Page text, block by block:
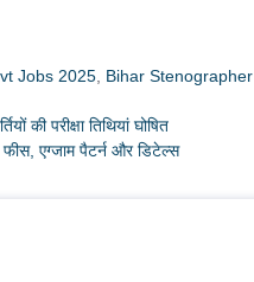
Jobs 2025 Bihar
परीक्षा तिथियां घोषित
एग्जाम पैटर्न और डिटेल्स